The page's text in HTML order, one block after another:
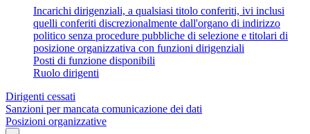
Incarichi dirigenziali, a qualsiasi titolo conferiti, ivi inclusi
quelli conferiti discrezionalmente dall'organo di indirizzo
politico senza procedure pubbliche di selezione e titolari di
posizione organizzativa con funzioni dirigenziali
Posti di funzione disponibili
Ruolo dirigenti
Dirigenti cessati
Sanzioni per mancata comunicazione dei dati
Posizioni organizzative